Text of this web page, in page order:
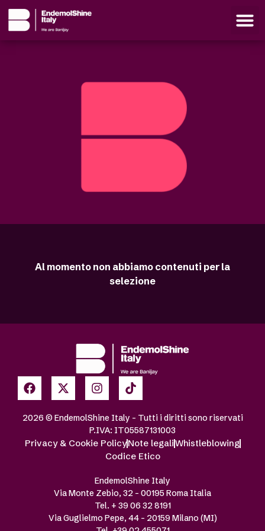
Al momento non abbiamo contenuti per la
selezione
2026 © EndemolShine Italy – Tutti i diritti sono riservati
P.IVA: IT05587131003
Privacy & Cookie PolicyNote legaliWhistleblowing
Codice Etico
EndemolShine Italy
Via Monte Zebio, 32 – 00195 Roma Italia
Tel. + 39 06 32 8191
Via Guglielmo Pepe, 44 – 20159 Milano (MI)